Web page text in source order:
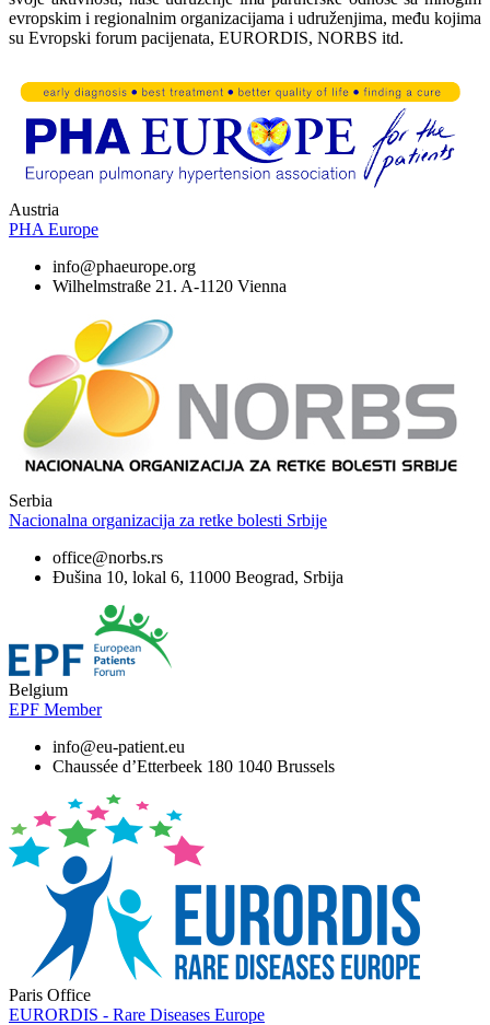
evropskim i regionalnim organizacijama i udruženjima, među kojima
su Evropski forum pacijenata, EURORDIS, NORBS itd.
Austria
PHA Europe
info@phaeurope.org
Wilhelmstraße 21. A-1120 Vienna
Serbia
Nacionalna organizacija za retke bolesti Srbije
office@norbs.rs
Đušina 10, lokal 6, 11000 Beograd, Srbija
Belgium
EPF Member
info@eu-patient.eu
Chaussée d’Etterbeek 180 1040 Brussels
Paris Office
EURORDIS - Rare Diseases Europe